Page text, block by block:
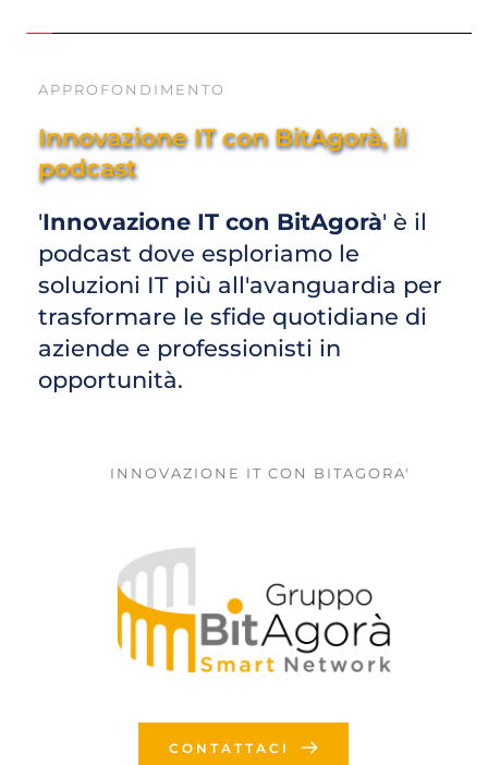
APPROFONDIMENTO
Innovazione IT con BitAgorà, il
podcast
'Innovazione IT con BitAgorà' è il
podcast dove esploriamo le
soluzioni IT più all'avanguardia per
trasformare le sfide quotidiane di
aziende e professionisti in
opportunità.
INNOVAZIONE IT CON BITAGORA'
CONTATTACI